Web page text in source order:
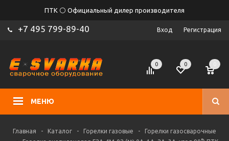
ПТК ⚪ Официальный дилер производителя
+7 495 799-89-40 Вход Регистрация
МЕНЮ
0 0
Главная - Каталог - Горелки газовые -
Горелки газосварочные